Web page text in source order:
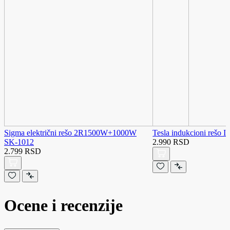
Sigma električni rešo 2R1500W+1000W
SK-1012
2.799 RSD
Tesla indukcioni rešo
2.990 RSD
Ocene i recenzije